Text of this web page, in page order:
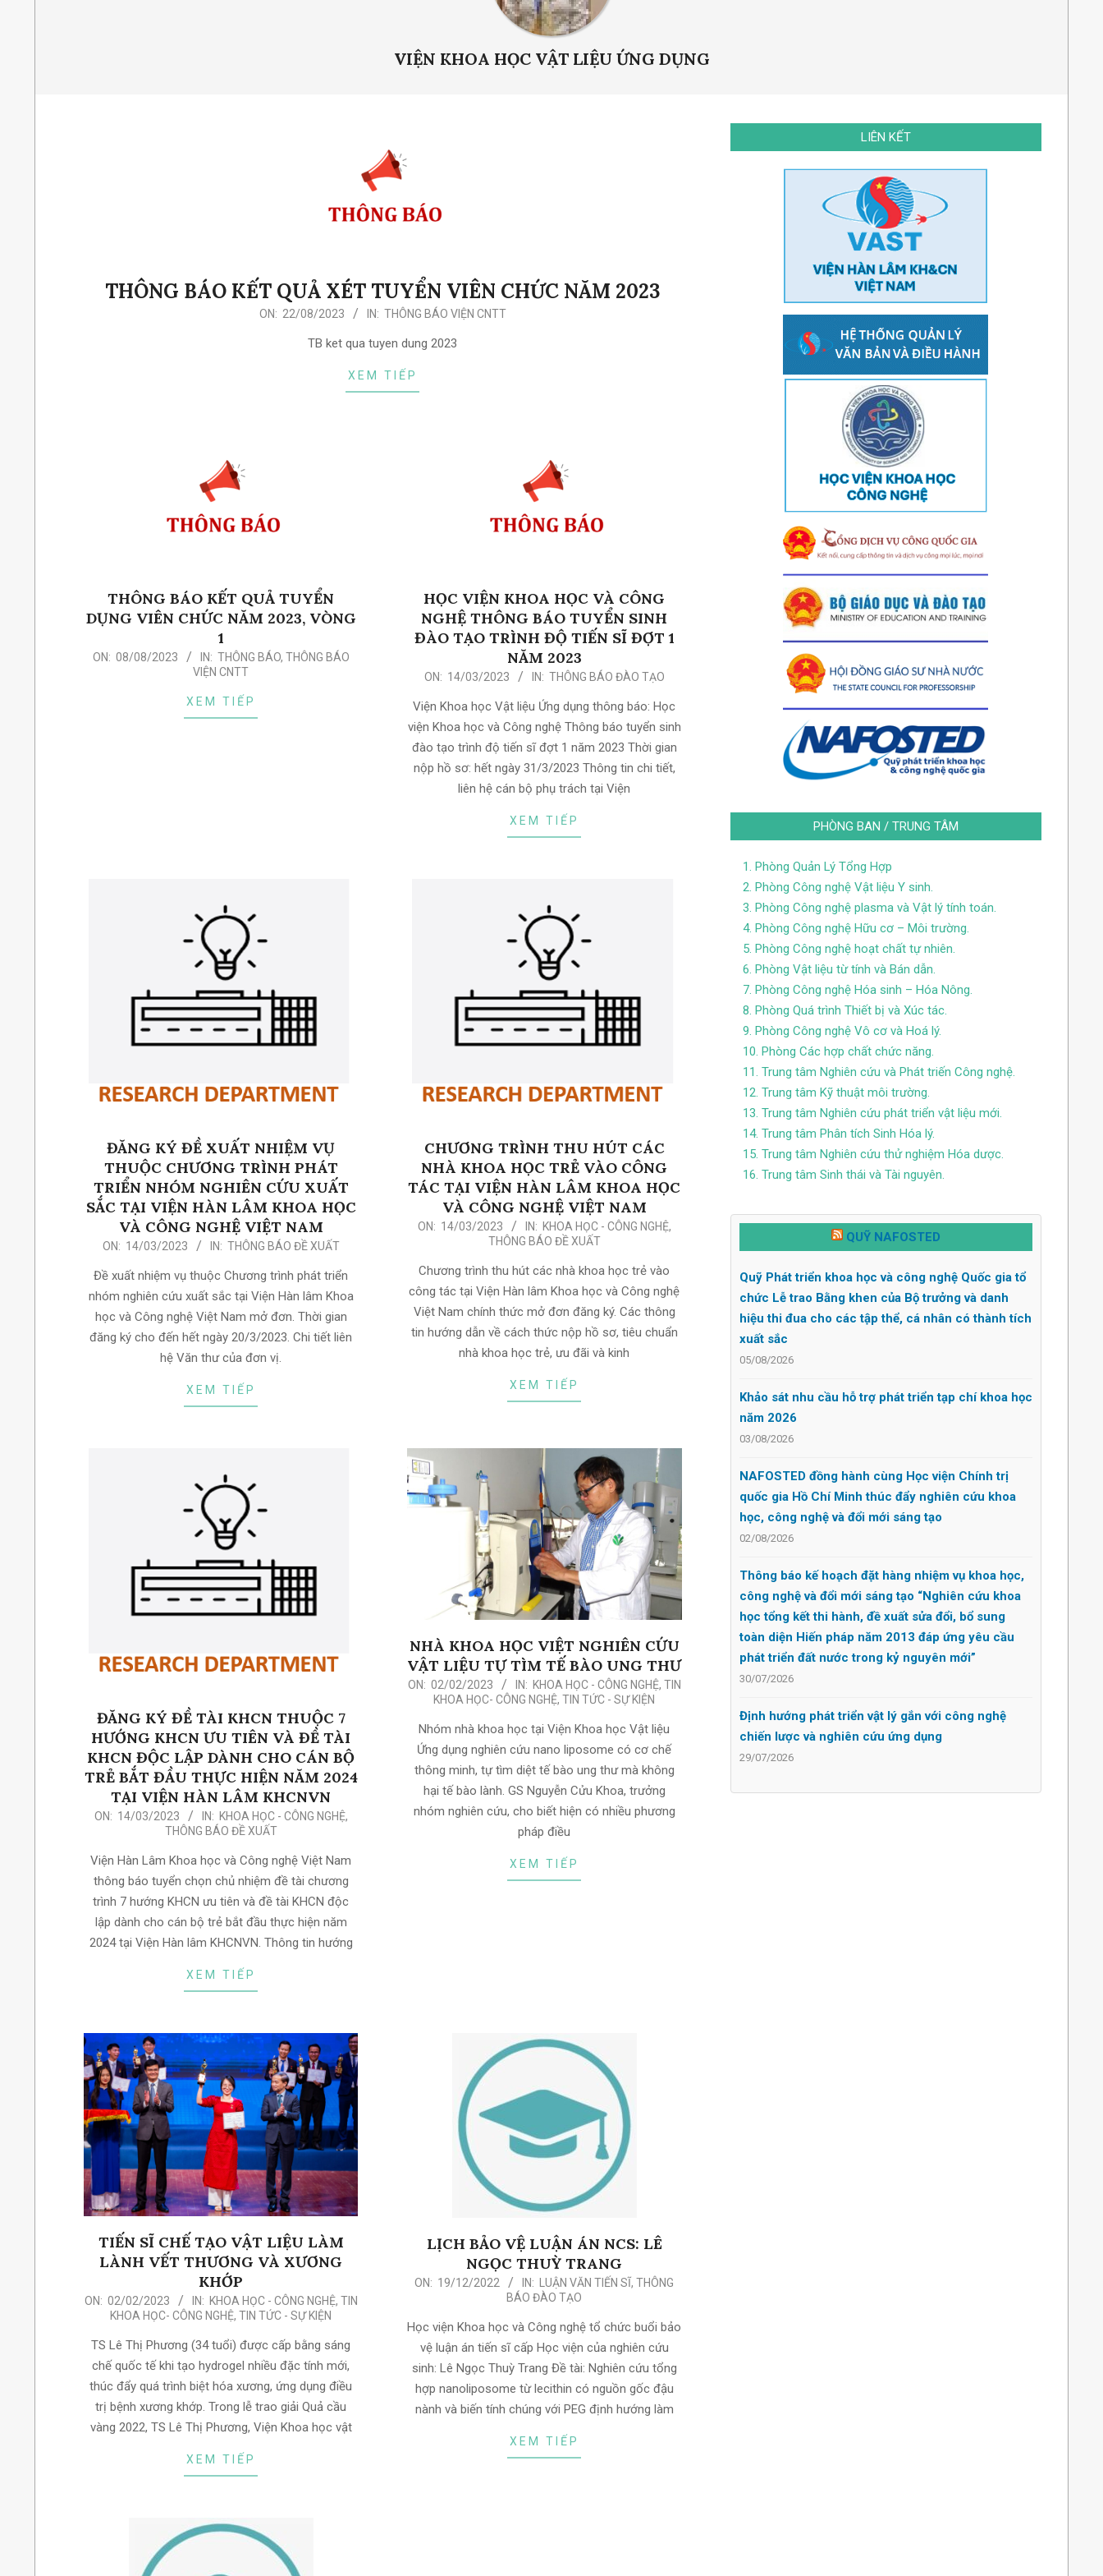
VIỆN KHOA HỌC VẬT LIỆU ỨNG DỤNG
THÔNG BÁO KẾT QUẢ XÉT TUYỂN VIÊN CHỨC NĂM 2023
ON: 22/08/2023 IN: THÔNG BÁO VIỆN CNTT
TB ket qua tuyen dung 2023
XEM TIẾP
THÔNG BÁO KẾT QUẢ TUYỂN
DỤNG VIÊN CHỨC NĂM 2023, VÒNG
1
2023-
ON: 08/08/2023 IN: THÔNG BÁO, THÔNG BÁO
VIỆN CNTT
XEM TIẾP
HỌC VIỆN KHOA HỌC VÀ CÔNG
NGHỆ THÔNG BÁO TUYỂN SINH
ĐÀO TẠO TRÌNH ĐỘ TIẾN SĨ ĐỢT 1
NĂM 2023
2023-
14
ON: 14/03/2023 IN: THÔNG BÁO ĐÀO TẠO
Viện Khoa học Vật liệu Ứng dụng thông báo: Học
viện Khoa học và Công nghệ Thông báo tuyển sinh
đào tạo trình độ tiến sĩ đợt 1 năm 2023 Thời gian
nộp hồ sơ: hết ngày 31/3/2023 Thông tin chi tiết,
liên hệ cán bộ phụ trách tại Viện
XEM TIẾP
ĐĂNG KÝ ĐỀ XUẤT NHIỆM VỤ
THUỘC CHƯƠNG TRÌNH PHÁT
TRIỂN NHÓM NGHIÊN CỨU XUẤT
SẮC TẠI VIỆN HÀN LÂM KHOA HỌC
VÀ CÔNG NGHỆ VIỆT NAM
2023-
ON: 14/03/2023 IN: THÔNG BÁO ĐỀ XUẤT
Đề xuất nhiệm vụ thuộc Chương trình phát triển
nhóm nghiên cứu xuất sắc tại Viện Hàn lâm Khoa
học và Công nghệ Việt Nam mở đơn. Thời gian
đăng ký cho đến hết ngày 20/3/2023. Chi tiết liên
hệ Văn thư của đơn vị.
XEM TIẾP
CHƯƠNG TRÌNH THU HÚT CÁC
NHÀ KHOA HỌC TRẺ VÀO CÔNG
TÁC TẠI VIỆN HÀN LÂM KHOA HỌC
VÀ CÔNG NGHỆ VIỆT NAM
2023-
14
ON: 14/03/2023 IN: KHOA HỌC - CÔNG NGHỆ,
THÔNG BÁO ĐỀ XUẤT
Chương trình thu hút các nhà khoa học trẻ vào
công tác tại Viện Hàn lâm Khoa học và Công nghệ
Việt Nam chính thức mở đơn đăng ký. Các thông
tin hướng dẫn về cách thức nộp hồ sơ, tiêu chuẩn
nhà khoa học trẻ, ưu đãi và kinh
XEM TIẾP
ĐĂNG KÝ ĐỀ TÀI KHCN THUỘC 7
HƯỚNG KHCN ƯU TIÊN VÀ ĐỀ TÀI
KHCN ĐỘC LẬP DÀNH CHO CÁN BỘ
TRẺ BẮT ĐẦU THỰC HIỆN NĂM 2024
TẠI VIỆN HÀN LÂM KHCNVN
2023-
14
ON: 14/03/2023 IN: KHOA HỌC - CÔNG NGHỆ,
THÔNG BÁO ĐỀ XUẤT
Viện Hàn Lâm Khoa học và Công nghệ Việt Nam
thông báo tuyển chọn chủ nhiệm đề tài chương
trình 7 hướng KHCN ưu tiên và đề tài KHCN độc
lập dành cho cán bộ trẻ bắt đầu thực hiện năm
2024 tại Viện Hàn lâm KHCNVN. Thông tin hướng
XEM TIẾP
NHÀ KHOA HỌC VIỆT NGHIÊN CỨU
VẬT LIỆU TỰ TÌM TẾ BÀO UNG THƯ
2023-
02
ON: 02/02/2023 IN: KHOA HỌC - CÔNG NGHỆ, TIN
KHOA HỌC- CÔNG NGHỆ,TIN TỨC - SỰ KIỆN
Nhóm nhà khoa học tại Viện Khoa học Vật liệu
Ứng dụng nghiên cứu nano liposome có cơ chế
thông minh, tự tìm diệt tế bào ung thư mà không
hại tế bào lành. GS Nguyễn Cửu Khoa, trưởng
nhóm nghiên cứu, cho biết hiện có nhiều phương
pháp điều
XEM TIẾP
TIẾN SĨ CHẾ TẠO VẬT LIỆU LÀM
LÀNH VẾT THƯƠNG VÀ XƯƠNG
KHỚP
2023-
02
ON: 02/02/2023 IN: KHOA HỌC - CÔNG NGHỆ, TIN
KHOA HỌC- CÔNG NGHỆ,TIN TỨC - SỰ KIỆN
TS Lê Thị Phương (34 tuổi) được cấp bằng sáng
chế quốc tế khi tạo hydrogel nhiều đặc tính mới,
thúc đẩy quá trình biệt hóa xương, ứng dụng điều
trị bệnh xương khớp. Trong lễ trao giải Quả cầu
vàng 2022, TS Lê Thị Phương, Viện Khoa học vật
XEM TIẾP
LỊCH BẢO VỆ LUẬN ÁN NCS: LÊ
NGỌC THUỲ TRANG
2022-
19
ON: 19/12/2022 IN: LUẬN VĂN TIẾN SĨ,THÔNG
BÁO ĐÀO TẠO
Học viện Khoa học và Công nghệ tổ chức buổi bảo
vệ luận án tiến sĩ cấp Học viện của nghiên cứu
sinh: Lê Ngọc Thuỳ Trang Đề tài: Nghiên cứu tổng
hợp nanoliposome từ lecithin có nguồn gốc đậu
nành và biến tính chúng với PEG định hướng làm
XEM TIẾP
LIÊN KẾT
PHÒNG BAN / TRUNG TÂM
1. Phòng Quản Lý Tổng Hợp
2. Phòng Công nghệ Vật liệu Y sinh.
3. Phòng Công nghệ plasma và Vật lý tính toán.
4. Phòng Công nghệ Hữu cơ – Môi trường.
5. Phòng Công nghệ hoạt chất tự nhiên.
6. Phòng Vật liệu từ tính và Bán dẫn.
7. Phòng Công nghệ Hóa sinh – Hóa Nông.
8. Phòng Quá trình Thiết bị và Xúc tác.
9. Phòng Công nghệ Vô cơ và Hoá lý.
10. Phòng Các hợp chất chức năng.
11. Trung tâm Nghiên cứu và Phát triến Công nghệ.
12. Trung tâm Kỹ thuật môi trường.
13. Trung tâm Nghiên cứu phát triển vật liệu mới.
14. Trung tâm Phân tích Sinh Hóa lý.
15. Trung tâm Nghiên cứu thử nghiệm Hóa dược.
16. Trung tâm Sinh thái và Tài nguyên.
QUỸ NAFOSTED
Quỹ Phát triển khoa học và công nghệ Quốc gia tổ
chức Lễ trao Bằng khen của Bộ trưởng và danh
hiệu thi đua cho các tập thể, cá nhân có thành tích
xuất sắc
05/08/2026
Khảo sát nhu cầu hỗ trợ phát triển tạp chí khoa học
năm 2026
03/08/2026
NAFOSTED đồng hành cùng Học viện Chính trị
quốc gia Hồ Chí Minh thúc đẩy nghiên cứu khoa
học, công nghệ và đổi mới sáng tạo
02/08/2026
Thông báo kế hoạch đặt hàng nhiệm vụ khoa học,
công nghệ và đổi mới sáng tạo “Nghiên cứu khoa
học tổng kết thi hành, đề xuất sửa đổi, bổ sung
toàn diện Hiến pháp năm 2013 đáp ứng yêu cầu
phát triển đất nước trong kỷ nguyên mới”
30/07/2026
Định hướng phát triển vật lý gắn với công nghệ
chiến lược và nghiên cứu ứng dụng
29/07/2026